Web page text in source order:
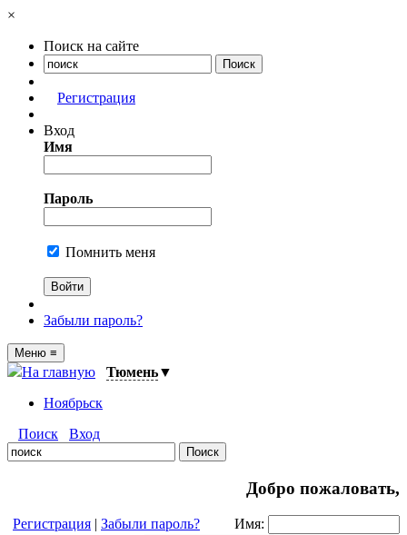
×
Поиск на сайте
Регистрация
Вход
Имя
Пароль
Помнить меня
Забыли пароль?
Меню ≡
На главную Тюмень▼
Ноябрьск
Поиск
Вход
Добро пожаловать,
Регистрация | Забыли пароль?
Имя: